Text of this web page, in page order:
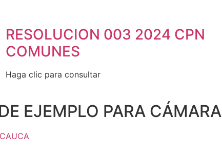
RESOLUCION 003 2024 CPN
COMUNES
Haga clic para consultar
EJEMPLO PARA CÁMARA